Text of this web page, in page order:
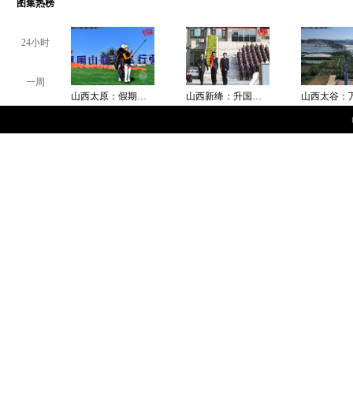
图集热榜
24小时
一周
山西太原：假期体验空中飞翔
山西新绛：升国旗凝“税”力